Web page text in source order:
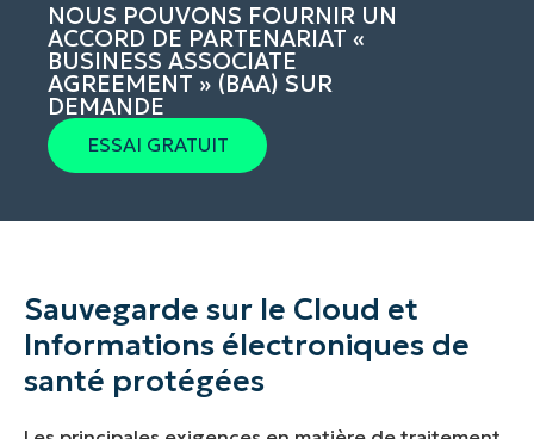
NOUS POUVONS FOURNIR UN
ACCORD DE PARTENARIAT «
BUSINESS ASSOCIATE
AGREEMENT » (BAA) SUR
DEMANDE
ESSAI GRATUIT
Sauvegarde sur le Cloud et
Informations électroniques de
santé protégées